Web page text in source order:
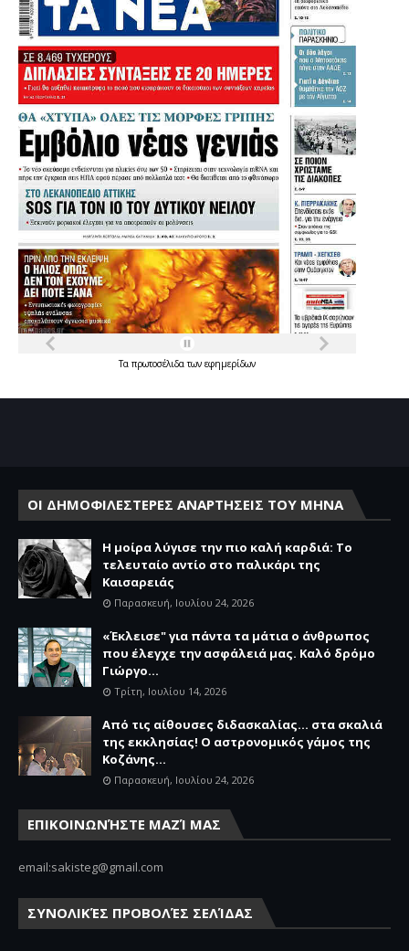
Τα πρωτοσέλιδατων εφημερίδων
ΟΙ ΔΗΜΟΦΙΛΕΣΤΕΡΕΣ ΑΝΑΡΤΗΣΕΙΣ ΤΟΥ ΜΗΝΑ
Η μοίρα λύγισε την πιο καλή καρδιά: Το
τελευταίο αντίο στο παλικάρι της
Καισαρειάς
Παρασκευή, Ιουλίου 24, 2026
«Έκλεισε" για πάντα τα μάτια ο άνθρωπος
που έλεγχε την ασφάλειά μας. Καλό δρόμο
Γιώργο...
Τρίτη, Ιουλίου 14, 2026
Από τις αίθουσες διδασκαλίας… στα σκαλιά
της εκκλησίας! Ο αστρονομικός γάμος της
Κοζάνης...
Παρασκευή, Ιουλίου 24, 2026
ΕΠΙΚΟΙΝΩΝΉΣΤΕ ΜΑΖΊ ΜΑΣ
email:sakisteg@gmail.com
ΣΥΝΟΛΙΚΈΣ ΠΡΟΒΟΛΈΣ ΣΕΛΊΔΑΣ